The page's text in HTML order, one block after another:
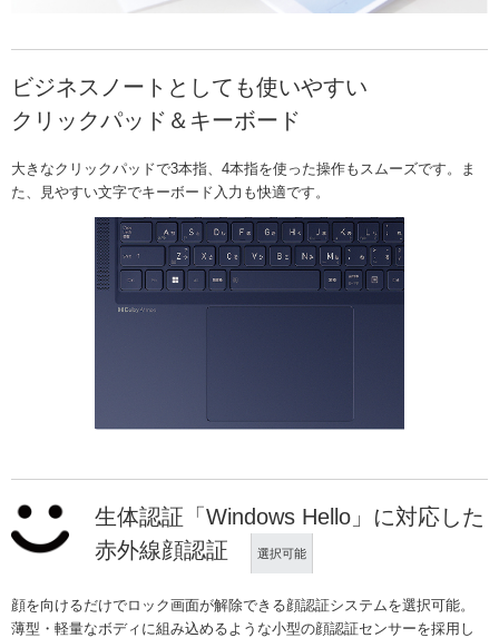
ビジネスノートとしても使いやすい
クリックパッド＆キーボード
大きなクリックパッドで3本指、4本指を使った操作もスムーズです。ま
た、見やすい文字でキーボード入力も快適です。
生体認証「Windows Hello」に対応した
赤外線顔認証
選択可能
顔を向けるだけでロック画面が解除できる顔認証システムを選択可能。
薄型・軽量なボディに組み込めるような小型の顔認証センサーを採用し